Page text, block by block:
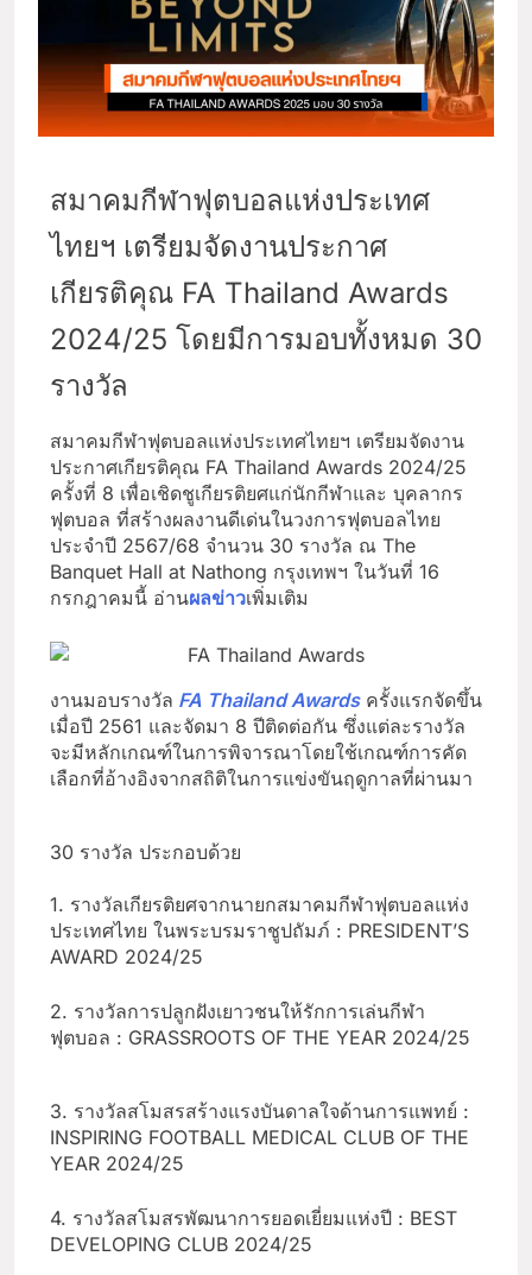
สมาคมกีฬาฟุตบอลแห่งประเทศ
ไทยฯ เตรียมจัดงานประกาศ
เกียรติคุณ FA Thailand Awards
2024/25 โดยมีการมอบทั้งหมด 30
รางวัล
สมาคมกีฬาฟุตบอลแห่งประเทศไทยฯ เตรียมจัดงาน
ประกาศเกียรติคุณ FA Thailand Awards 2024/25
ครั้งที่ 8 เพื่อเชิดชูเกียรติยศแก่นักกีฬาและ บุคลากร
ฟุตบอล ที่สร้างผลงานดีเด่นในวงการฟุตบอลไทย
ประจำปี 2567/68 จำนวน 30 รางวัล ณ The
Banquet Hall at Nathong กรุงเทพฯ ในวันที่ 16
กรกฎาคมนี้ อ่านผลข่าวเพิ่มเติม
งานมอบรางวัล FA Thailand Awardsครั้งแรกจัดขึ้น
เมื่อปี 2561 และจัดมา 8 ปีติดต่อกัน ซึ่งแต่ละรางวัล
จะมีหลักเกณฑ์ในการพิจารณาโดยใช้เกณฑ์การคัด
เลือกที่อ้างอิงจากสถิติในการแข่งขันฤดูกาลที่ผ่านมา
30 รางวัล ประกอบด้วย
1. รางวัลเกียรติยศจากนายกสมาคมกีฬาฟุตบอลแห่ง
ประเทศไทย ในพระบรมราชูปถัมภ์ : PRESIDENT’S
AWARD 2024/25
2. รางวัลการปลูกฝังเยาวชนให้รักการเล่นกีฬา
ฟุตบอล : GRASSROOTS OF THE YEAR 2024/25
3. รางวัลสโมสรสร้างแรงบันดาลใจด้านการแพทย์ :
INSPIRING FOOTBALL MEDICAL CLUB OF THE
YEAR 2024/25
4. รางวัลสโมสรพัฒนาการยอดเยี่ยมแห่งปี : BEST
DEVELOPING CLUB 2024/25